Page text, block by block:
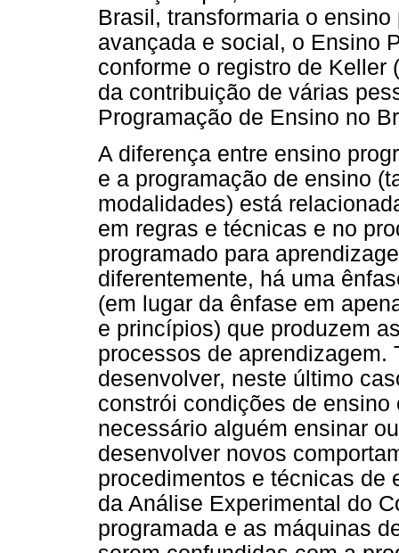
Brasil, transformaria o
avançada e social, o Ensino
conforme o registro de Keller
da contribuição de várias
Programação de Ensino no
A diferença entre ensino
e a programação de ensino
modalidades) está
em regras e técnicas e no
programado para
diferentemente, há uma
(em lugar da ênfase em
e princípios) que produzem
processos de aprendizagem.
desenvolver, neste último
constrói condições de
necessário alguém ensinar
desenvolver novos
procedimentos e técnicas de
da Análise Experimental do
programada e as máquinas